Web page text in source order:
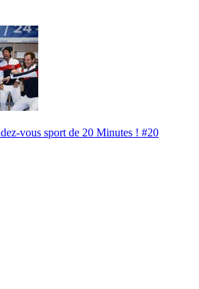
vous sport de 20 Minutes ! #20